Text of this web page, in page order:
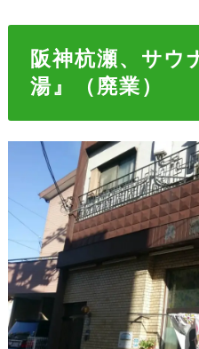
阪神杭瀬、サウ
湯』（廃業）